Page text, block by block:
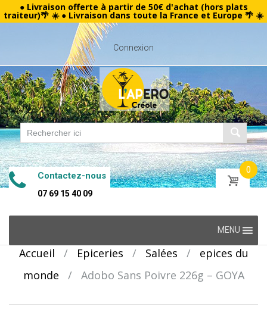
● Livraison offerte à partir de 50€ d'achat (hors plats
traiteur)🌴 ☀️ ● Livraison dans toute la France et Europe 🌴 ☀️
Connexion
Contactez-nous
07 69 15 40 09
0
content
MENU
Accueil / Epiceries / Salées /
epices du
monde
/ Adobo Sans Poivre 226g – GOYA